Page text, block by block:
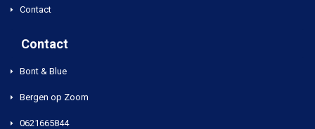
Contact
Contact
Bont & Blue
Bergen op Zoom
0621665844